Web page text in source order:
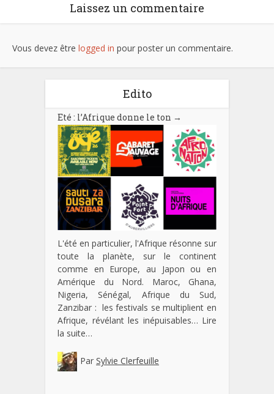
Laissez un commentaire
Vous devez être logged in pour poster un commentaire.
Edito
Eté : l’Afrique donne le ton →
L'été en particulier, l'Afrique résonne sur
toute la planète, sur le continent
comme en Europe, au Japon ou en
Amérique du Nord. Maroc, Ghana,
Nigeria, Sénégal, Afrique du Sud,
Zanzibar : les festivals se multiplient en
Afrique, révélant les inépuisables… Lire
la suite…
Par Sylvie Clerfeuille